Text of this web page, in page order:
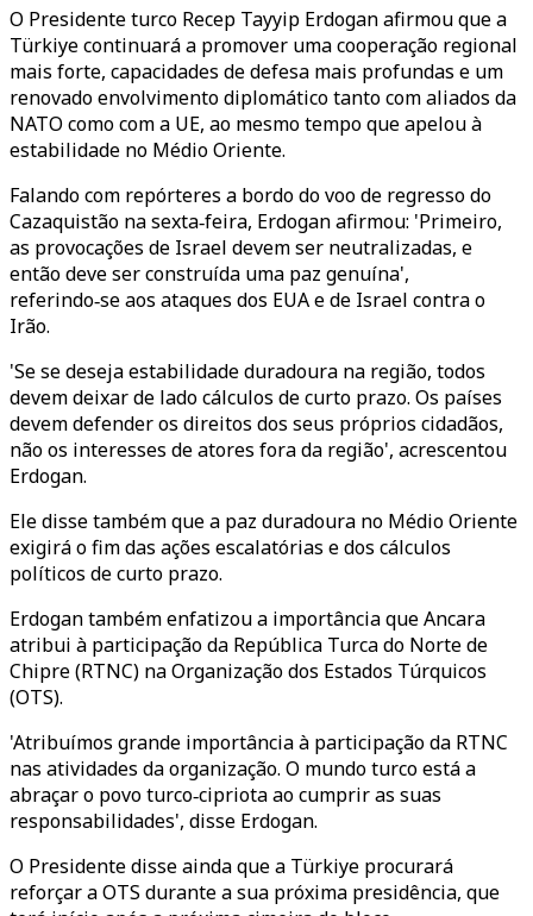
O Presidente turco Recep Tayyip Erdogan afirmou que a
Türkiye continuará a promover uma cooperação regional
mais forte, capacidades de defesa mais profundas e um
renovado envolvimento diplomático tanto com aliados da
NATO como com a UE, ao mesmo tempo que apelou à
estabilidade no Médio Oriente.
Falando com repórteres a bordo do voo de regresso do
Cazaquistão na sexta‑feira, Erdogan afirmou: 'Primeiro,
as provocações de Israel devem ser neutralizadas, e
então deve ser construída uma paz genuína',
referindo‑se aos ataques dos EUA e de Israel contra o
Irão.
'Se se deseja estabilidade duradoura na região, todos
devem deixar de lado cálculos de curto prazo. Os países
devem defender os direitos dos seus próprios cidadãos,
não os interesses de atores fora da região', acrescentou
Erdogan.
Ele disse também que a paz duradoura no Médio Oriente
exigirá o fim das ações escalatórias e dos cálculos
políticos de curto prazo.
Erdogan também enfatizou a importância que Ancara
atribui à participação da República Turca do Norte de
Chipre (RTNC) na Organização dos Estados Túrquicos
(OTS).
'Atribuímos grande importância à participação da RTNC
nas atividades da organização. O mundo turco está a
abraçar o povo turco‑cipriota ao cumprir as suas
responsabilidades', disse Erdogan.
O Presidente disse ainda que a Türkiye procurará
reforçar a OTS durante a sua próxima presidência, que